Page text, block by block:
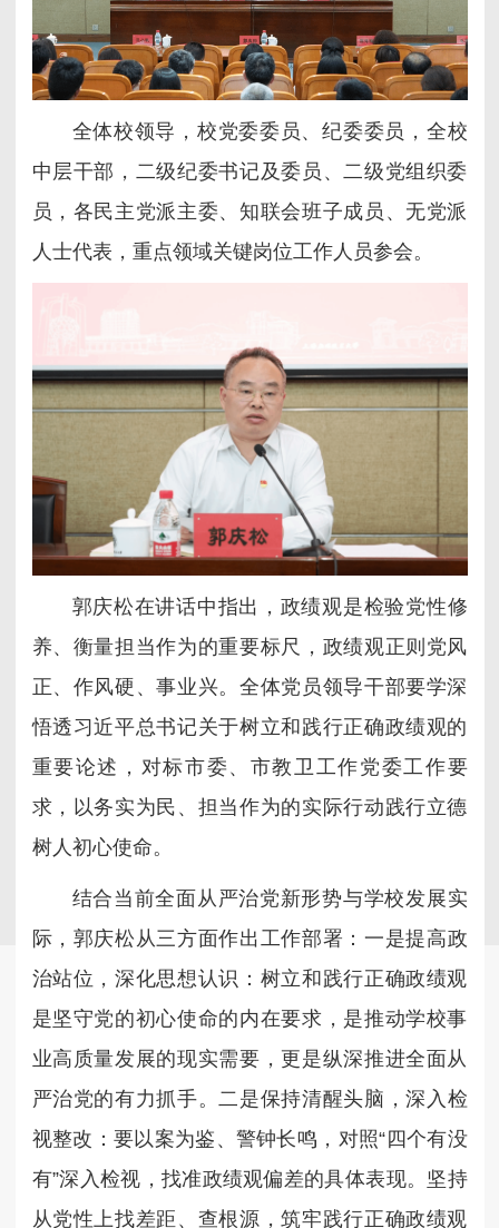
全体校领导，校党委委员、纪委委员，全校
中层干部，二级纪委书记及委员、二级党组织委
员，各民主党派主委、知联会班子成员、无党派
人士代表，重点领域关键岗位工作人员参会。
郭庆松在讲话中指出，政绩观是检验党性修
养、衡量担当作为的重要标尺，政绩观正则党风
正、作风硬、事业兴。全体党员领导干部要学深
悟透习近平总书记关于树立和践行正确政绩观的
重要论述，对标市委、市教卫工作党委工作要
求，以务实为民、担当作为的实际行动践行立德
树人初心使命。
结合当前全面从严治党新形势与学校发展实
际，郭庆松从三方面作出工作部署： 一是提高政
治站位，深化思想认识：树立和践行正确政绩观
是坚守党的初心使命的内在要求，是推动学校事
业高质量发展的现实需要，更是纵深推进全面从
严治党的有力抓手。二是保持清醒头脑，深入检
视整改：要以案为鉴、警钟长鸣，对照“四个有没
有”深入检视，找准政绩观偏差的具体表现。坚持
从党性上找差距、查根源，筑牢践行正确政绩观